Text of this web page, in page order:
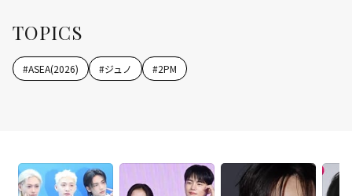
TOPICS
#ASEA(2026) #ジュノ #2PM